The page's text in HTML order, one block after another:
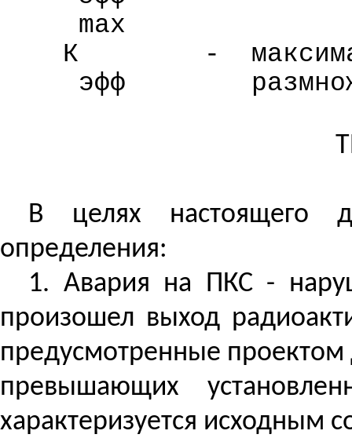
max
К
-
эфф
В целях настоящего
определения:
1. Авария на ПКС -
произошел выход
предусмотренные проектом
превышающих
характеризуется исходным